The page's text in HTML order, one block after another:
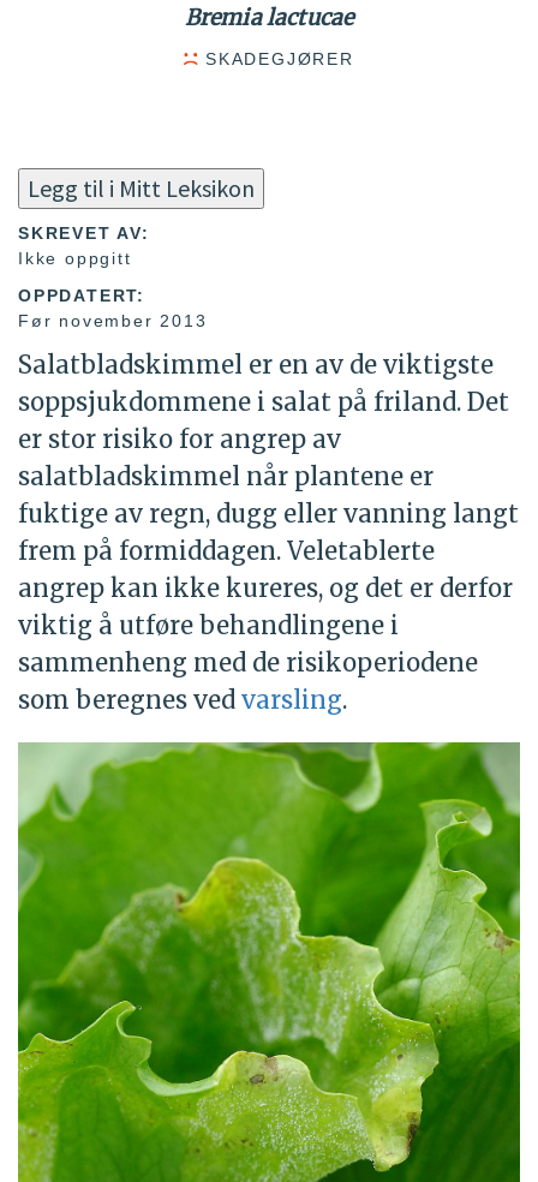
Bremia lactucae
SKADEGJØRER
Legg til i Mitt Leksikon
SKREVET AV:
Ikke oppgitt
OPPDATERT:
Før november 2013
Salatbladskimmel er en av de viktigste
soppsjukdommene i salat på friland. Det
er stor risiko for angrep av
salatbladskimmel når plantene er
fuktige av regn, dugg eller vanning langt
frem på formiddagen. Veletablerte
angrep kan ikke kureres, og det er derfor
viktig å utføre behandlingene i
sammenheng med de risikoperiodene
som beregnes ved varsling.